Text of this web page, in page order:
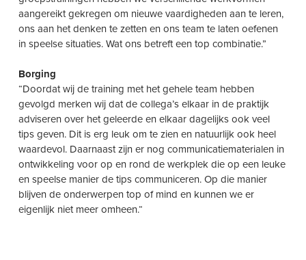
aangereikt gekregen om nieuwe vaardigheden aan te leren,
ons aan het denken te zetten en ons team te laten oefenen
in speelse situaties. Wat ons betreft een top combinatie.”
Borging
“Doordat wij de training met het gehele team hebben
gevolgd merken wij dat de collega’s elkaar in de praktijk
adviseren over het geleerde en elkaar dagelijks ook veel
tips geven. Dit is erg leuk om te zien en natuurlijk ook heel
waardevol. Daarnaast zijn er nog communicatiematerialen in
ontwikkeling voor op en rond de werkplek die op een leuke
en speelse manier de tips communiceren. Op die manier
blijven de onderwerpen top of mind en kunnen we er
eigenlijk niet meer omheen.“